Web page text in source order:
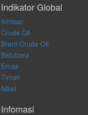
rekomendasi untuk
yang terkait dengan
bertanggung jawab
kondisi dan situasi
maupun tidak
Indikator Global
Ikhtisar
Crude Oil
Brent Crude Oil
Batubara
Emas
Timah
Nikel
Infomasi